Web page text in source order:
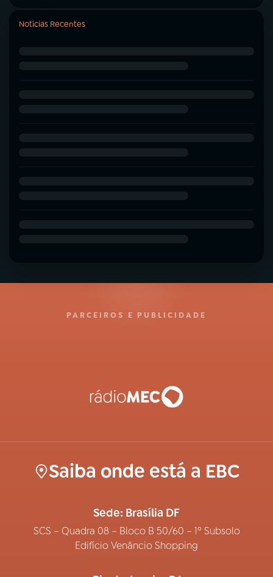
Notícias Recentes
PARCEIROS E PUBLICIDADE
Saiba onde está a EBC
Sede: Brasília DF
SCS – Quadra 08 – Bloco B 50/60 – 1º Subsolo
Edifício Venâncio Shopping